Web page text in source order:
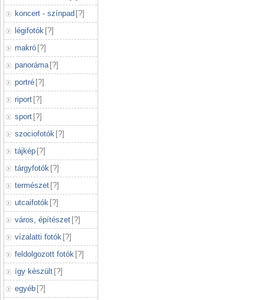
koncert - színpad [?]
légifotók [?]
makró [?]
panoráma [?]
portré [?]
riport [?]
sport [?]
szociofotók [?]
tájkép [?]
tárgyfotók [?]
természet [?]
utcaifotók [?]
város, építészet [?]
vízalatti fotók [?]
feldolgozott fotók [?]
így készült [?]
egyéb [?]